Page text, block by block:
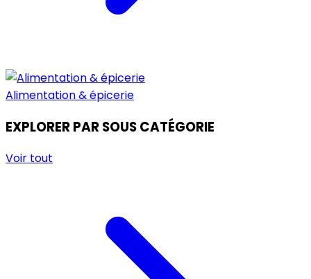
Alimentation & épicerie
EXPLORER PAR SOUS CATÉGORIE
Voir tout